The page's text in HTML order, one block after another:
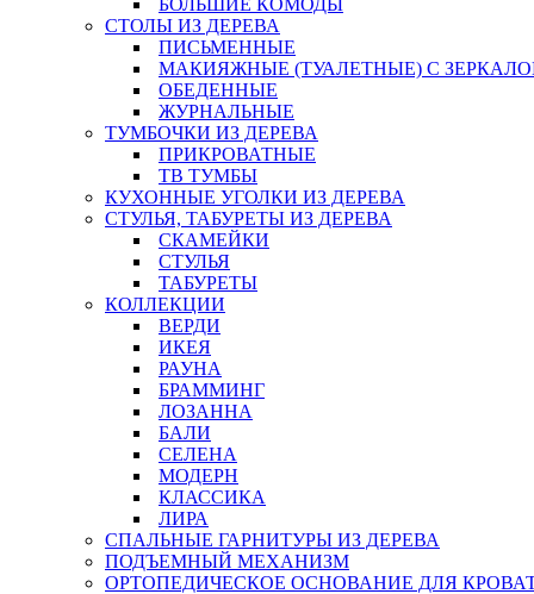
БОЛЬШИЕ КОМОДЫ
СТОЛЫ ИЗ ДЕРЕВА
ПИСЬМЕННЫЕ
МАКИЯЖНЫЕ (ТУАЛЕТНЫЕ) С
ОБЕДЕННЫЕ
ЖУРНАЛЬНЫЕ
ТУМБОЧКИ ИЗ ДЕРЕВА
ПРИКРОВАТНЫЕ
ТВ ТУМБЫ
КУХОННЫЕ УГОЛКИ ИЗ ДЕРЕВА
СТУЛЬЯ, ТАБУРЕТЫ ИЗ ДЕРЕВА
СКАМЕЙКИ
СТУЛЬЯ
ТАБУРЕТЫ
КОЛЛЕКЦИИ
ВЕРДИ
ИКЕЯ
РАУНА
БРАММИНГ
ЛОЗАННА
БАЛИ
СЕЛЕНА
МОДЕРН
КЛАССИКА
ЛИРА
СПАЛЬНЫЕ ГАРНИТУРЫ ИЗ ДЕРЕВА
ПОДЪЕМНЫЙ МЕХАНИЗМ
ОРТОПЕДИЧЕСКОЕ ОСНОВАНИЕ ДЛЯ